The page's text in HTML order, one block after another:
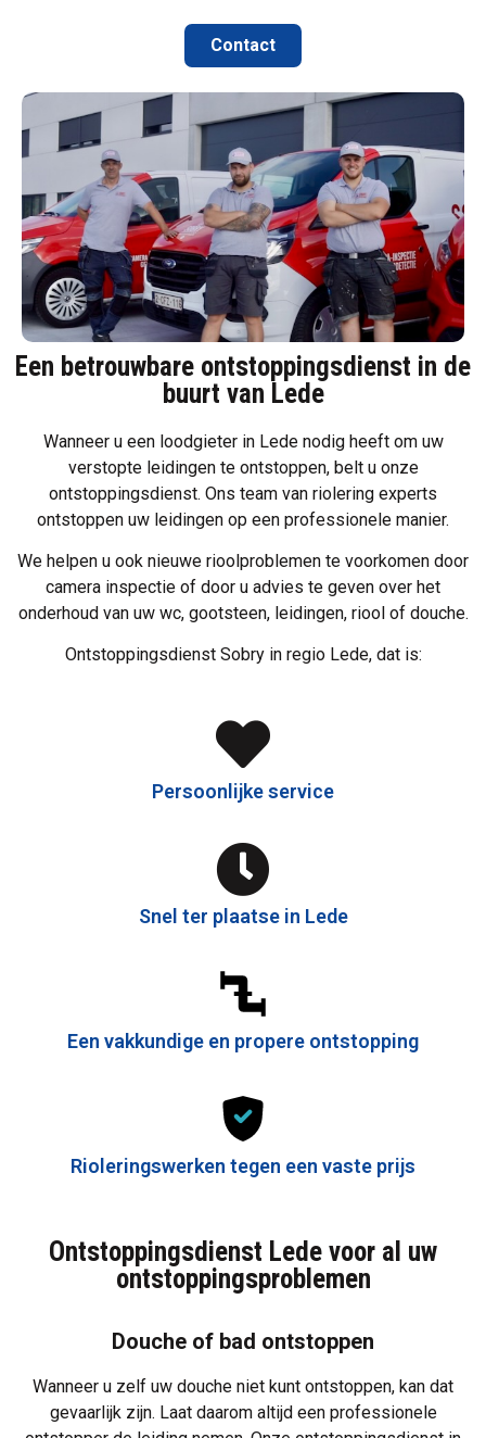
Contact
Een betrouwbare ontstoppingsdienst in de
buurt van Lede
Wanneer u een loodgieter in Lede nodig heeft om uw
verstopte leidingen te ontstoppen, belt u onze
ontstoppingsdienst. Ons team van riolering experts
ontstoppen uw leidingen op een professionele manier.
We helpen u ook nieuwe rioolproblemen te voorkomen door
camera inspectie of door u advies te geven over het
onderhoud van uw wc, gootsteen, leidingen, riool of douche.
Ontstoppingsdienst Sobry in regio Lede, dat is:
Persoonlijke service
Snel ter plaatse in Lede
Een vakkundige en propere ontstopping
Rioleringswerken tegen een vaste prijs
Ontstoppingsdienst Lede voor al uw
ontstoppingsproblemen
Douche of bad ontstoppen
Wanneer u zelf uw douche niet kunt ontstoppen, kan dat
gevaarlijk zijn. Laat daarom altijd een professionele